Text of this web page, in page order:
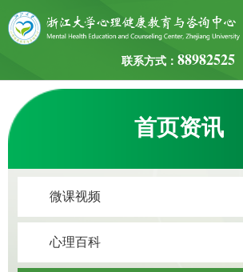
联系方式： 88982525
首页资讯
微课视频
心理百科